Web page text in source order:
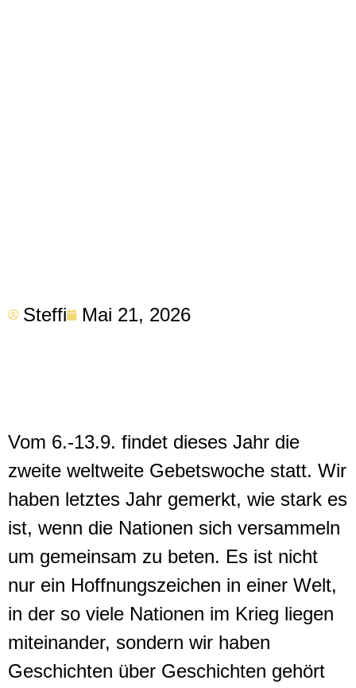
Steffi Mai 21, 2026
Vom 6.-13.9. findet dieses Jahr die
zweite weltweite Gebetswoche statt. Wir
haben letztes Jahr gemerkt, wie stark es
ist, wenn die Nationen sich versammeln
um gemeinsam zu beten. Es ist nicht
nur ein Hoffnungszeichen in einer Welt,
in der so viele Nationen im Krieg liegen
miteinander, sondern wir haben
Geschichten über Geschichten gehört